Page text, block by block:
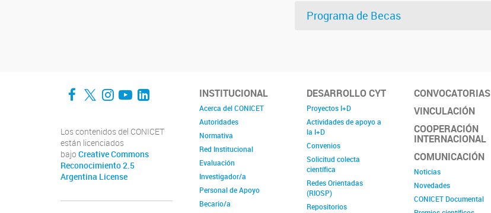
Programa de Becas
Facebook
Twitter
Instagram
YouTube
LinkedIn
Los contenidos del CONICET
están licenciados
bajo Creative Commons
Reconocimiento 2.5
Argentina License
INSTITUCIONAL
Acerca del CONICET
Autoridades
Normativa
Red Institucional
Evaluación
Investigador/a
Personal de Apoyo
Becario/a
DESARROLLO CYT
Proyectos I+D
Actividades de apoyo a
la I+D
Convenios
Solicitud colecta
científica
Redes Orientadas
(RIOSP)
Repositorios
CONVOCATORIAS
VINCULACIÓN
COOPERACIÓN
INTERNACIONAL
COMUNICACIÓN
Noticias
Novedades
CONICET Documental